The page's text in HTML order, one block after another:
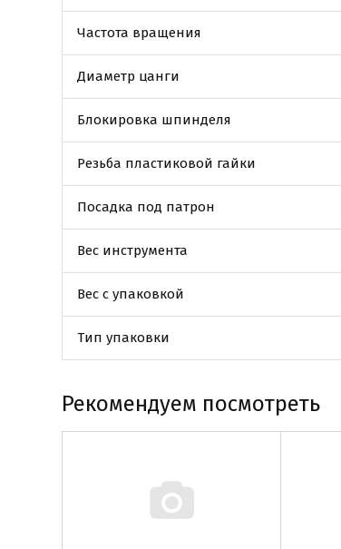
Частота вращения
Диаметр цанги
Блокировка шпинделя
Резьба пластиковой гайки
Посадка под патрон
Вес инструмента
Вес с упаковкой
Тип упаковки
Рекомендуем посмотреть